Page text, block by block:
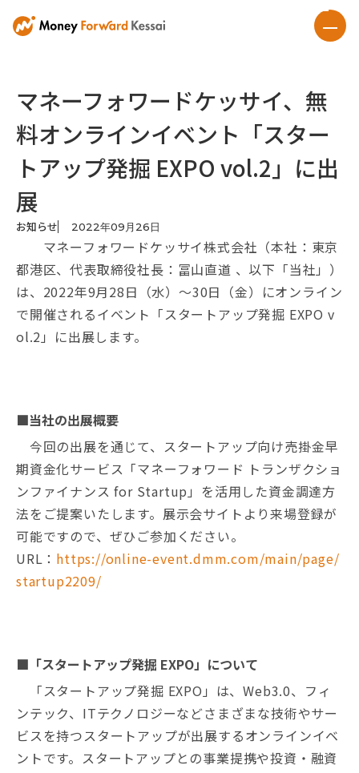
マネーフォワードケッサイ、無
料オンラインイベント「スター
トアップ発掘 EXPO vol.2」に出
展
お知らせ 2022年09 月 26日
マネーフォワードケッサイ株式会社（本社：東京
都港区、代表取締役社長：冨山直道 、以下「当社」）
は、2022年9月28日（水）～30日（金）にオンライン
で開催されるイベント「スタートアップ発掘 EXPO v
ol.2」に出展します。
■当社の出展概要
今回の出展を通じて、スタートアップ向け売掛金早
期資金化サービス「マネーフォワード トランザクショ
ンファイナンス for Startup」を活用した資金調達方
法をご提案いたします。展示会サイトより来場登録が
可能ですので、ぜひご参加ください。
URL： https://online-event.dmm.com/main/page/
startup2209/
■「スタートアップ発掘 EXPO」について
「スタートアップ発掘 EXPO」は、Web3.0、フィ
ンテック、ITテクノロジーなどさまざまな技術やサー
ビスを持つスタートアップが出展するオンラインイベ
ントです。スタートアップとの事業提携や投資・融資